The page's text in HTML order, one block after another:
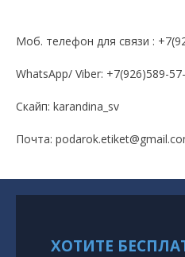
Моб. телефон для связи :
WhatsApp/ Viber: +7(926)589-
Скайп: karandina_sv
Почта:
ХОТИТЕ